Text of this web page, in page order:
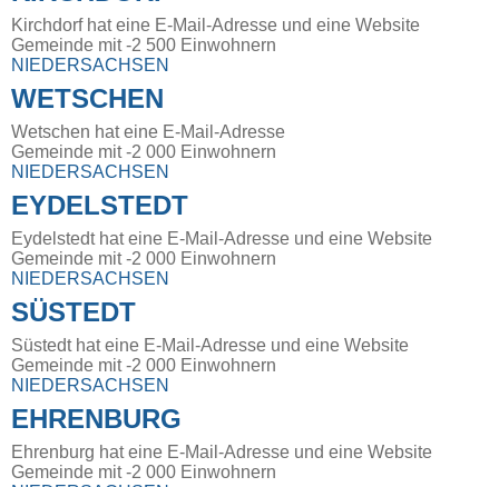
Kirchdorf hat eine E-Mail-Adresse und eine Website
Gemeinde mit -2 500 Einwohnern
NIEDERSACHSEN
WETSCHEN
Wetschen hat eine E-Mail-Adresse
Gemeinde mit -2 000 Einwohnern
NIEDERSACHSEN
EYDELSTEDT
Eydelstedt hat eine E-Mail-Adresse und eine Website
Gemeinde mit -2 000 Einwohnern
NIEDERSACHSEN
SÜSTEDT
Süstedt hat eine E-Mail-Adresse und eine Website
Gemeinde mit -2 000 Einwohnern
NIEDERSACHSEN
EHRENBURG
Ehrenburg hat eine E-Mail-Adresse und eine Website
Gemeinde mit -2 000 Einwohnern